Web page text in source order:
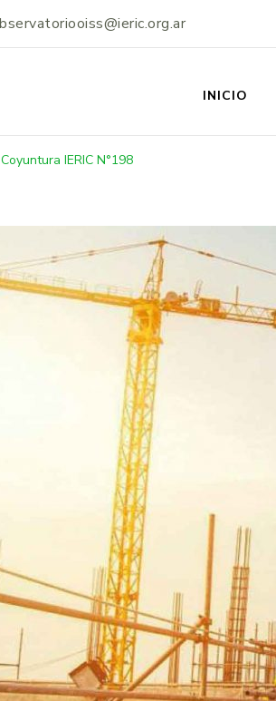
OISS-IERIC
INICIO
IERIC N°198